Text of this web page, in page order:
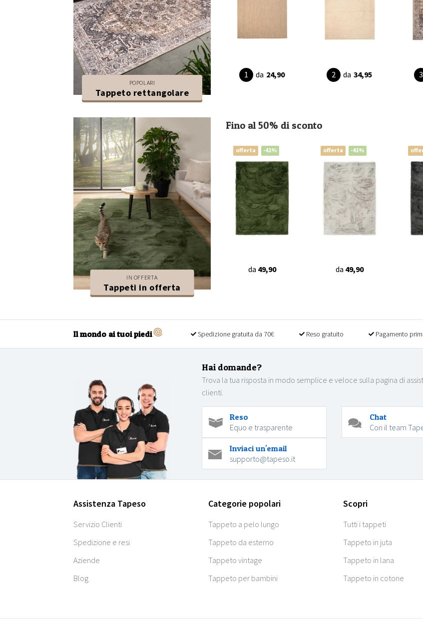
POPOLARI
Tappeto rettangolare
da 24,90 da 34,95
IN OFFERTA
Tappeti in offerta
Fino al 50% di sconto
offerta -41%
da 49,90
offerta -41%
da 49,90
Il mondo ai tuoi piedi Spedizione gratuita da 70€ Reso gratuito Pagamento
Hai domande?
Trova la tua risposta in modo semplice e veloce sulla pagina di
clienti.
Reso
Equo e trasparente
Chat
Con il team
Inviaci un'email
supporto@tapeso.it
Assistenza Tapeso
Servizio Clienti
Spedizione e resi
Aziende
Blog
Categorie popolari
Tappeto a pelo lungo
Tappeto da esterno
Tappeto vintage
Tappeto per bambini
Scopri
Tutti i tappeti
Tappeto in juta
Tappeto in lana
Tappeto in cotone